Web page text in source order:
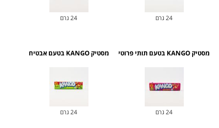
24 גרם 24 גרם
מסטיק KANGO בטעם תותי פרוטי
24 גרם
מסטיק KANGO בטעם אבטיח
24 גרם